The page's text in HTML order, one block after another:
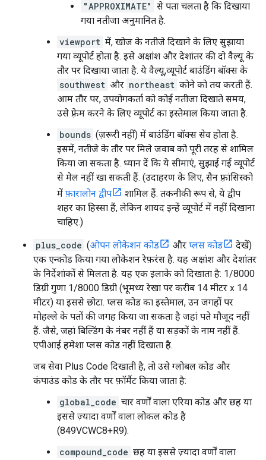
"APPROXIMATE" से पता चलता है कि दिखाया
गया नतीजा अनुमानित है.
viewport में, खोज के नतीजे दिखाने के लिए सुझाया
गया व्यूपोर्ट होता है. इसे अक्षांश और देशांतर की दो वैल्यू के
तौर पर दिखाया जाता है. ये वैल्यू,व्यूपोर्ट बाउंडिंग बॉक्स के
southwest और northeast कोने को तय करती हैं.
आम तौर पर, उपयोगकर्ता को कोई नतीजा दिखाते समय,
उसे फ़्रेम करने के लिए व्यूपोर्ट का इस्तेमाल किया जाता है.
bounds (ज़रूरी नहीं) में बाउंडिंग बॉक्स सेव होता है.
इसमें, नतीजे के तौर पर मिले जवाब को पूरी तरह से शामिल
किया जा सकता है. ध्यान दें कि ये सीमाएं, सुझाई गई व्यूपोर्ट
से मेल नहीं खा सकती हैं. (उदाहरण के लिए, सैन फ़्रांसिस्को
में फ़ारालोन द्वीप
शामिल हैं. तकनीकी रूप से, ये द्वीप
शहर का हिस्सा हैं, लेकिन शायद इन्हें व्यूपोर्ट में नहीं दिखाना
चाहिए.)
plus_code (ओपन लोकेशन कोड और प्लस कोड
देखें)
एक एन्कोड किया गया लोकेशन रेफ़रंस है. यह अक्षांश और देशांतर
के निर्देशांकों से मिलता है. यह एक इलाके को दिखाता है: 1/8000
डिग्री गुणा 1/8000 डिग्री (भूमध्य रेखा पर करीब 14 मीटर x 14
मीटर) या इससे छोटा. प्लस कोड का इस्तेमाल, उन जगहों पर
मोहल्ले के पतों की जगह किया जा सकता है जहां पते मौजूद नहीं
हैं. जैसे, जहां बिल्डिंग के नंबर नहीं हैं या सड़कों के नाम नहीं हैं.
एपीआई हमेशा प्लस कोड नहीं दिखाता है.
जब सेवा Plus Code दिखाती है, तो उसे ग्लोबल कोड और
कंपाउंड कोड के तौर पर फ़ॉर्मैट किया जाता है:
global_code चार वर्णों वाला एरिया कोड और छह या
इससे ज़्यादा वर्णों वाला लोकल कोड है
(849VCWC8+R9).
compound_code छह या इससे ज़्यादा वर्णों वाला